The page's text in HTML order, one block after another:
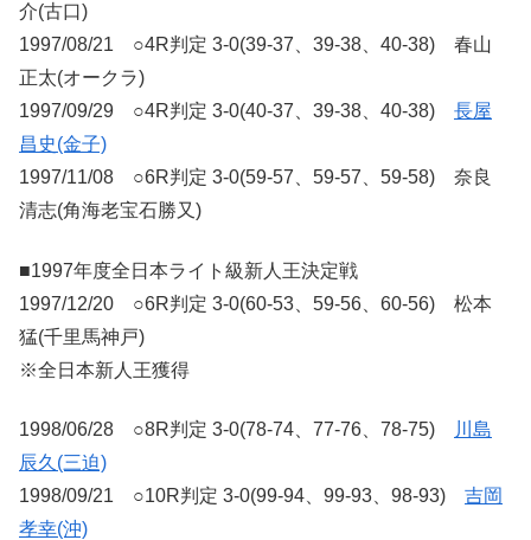
介(古口)
1997/08/21 ○4R判定 3-0(39-37、39-38、40-38) 春山
正太(オークラ)
1997/09/29 ○4R判定 3-0(40-37、39-38、40-38) 長屋
昌史(金子)
1997/11/08 ○6R判定 3-0(59-57、59-57、59-58) 奈良
清志(角海老宝石勝又)
■1997年度全日本ライト級新人王決定戦
1997/12/20 ○6R判定 3-0(60-53、59-56、60-56) 松本
猛(千里馬神戸)
※全日本新人王獲得
1998/06/28 ○8R判定 3-0(78-74、77-76、78-75)
川島
辰久(三迫)
1998/09/21 ○10R判定 3-0(99-94、99-93、98-93) 吉岡
孝幸(沖)